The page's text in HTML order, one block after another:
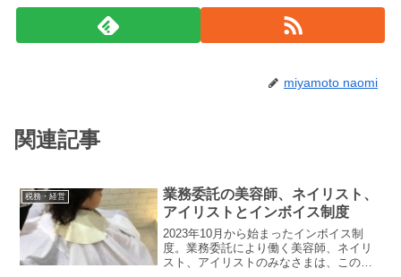
miyamoto naomi
関連記事
税務・経営
業務委託の美容師、ネイリスト、
アイリストとインボイス制度
2023年10月から始まったインボイス制
度。業務委託により働く美容師、ネイリ
スト、アイリストのみなさまは、このイ